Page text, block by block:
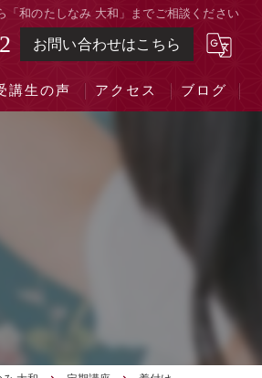
和のたしなみ 大和」までご相談ください
お問い合わせはこちら
講生の声 アクセス ブログ